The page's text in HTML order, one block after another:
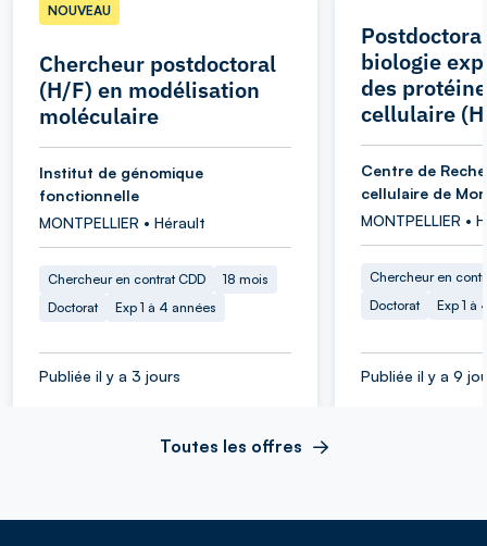
Chercheur postdoctoral
(H/F) en modélisation
moléculaire
NOUVEAU
Institut de génomique
fonctionnelle
MONTPELLIER • Hérault
Chercheur en contrat CDD
18 mois
Doctorat
Exp 1 à 4 années
Publiée il y a 3 jours
biologie
des
cellulaire
Centre de
cellulaire de
MONTPELLIER •
Chercheur en
Doctorat
Exp 1 à
Publiée il y a 9
Toutes les offres